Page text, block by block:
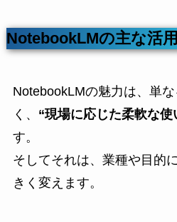
NotebookLMの主な活
NotebookLMの魅力は、単
く、 “現場に応じた柔軟な使
す。
そしてそれは、業種や目的
きく変えます。